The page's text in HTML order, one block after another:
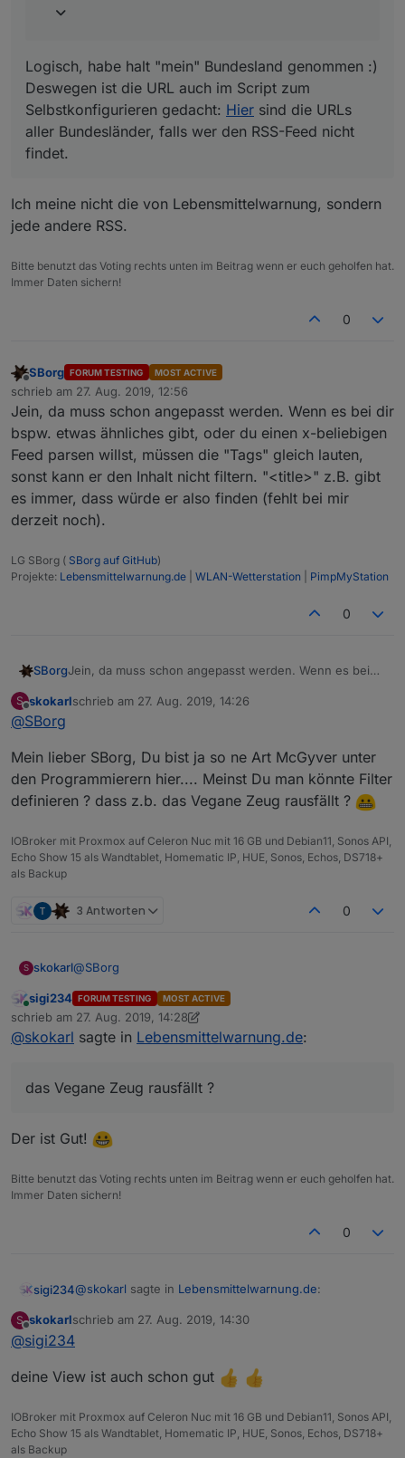
Logisch, habe halt "mein" Bundesland genommen :)
Deswegen ist die URL auch im Script zum
Selbstkonfigurieren gedacht: Hier sind die URLs
aller Bundesländer, falls wer den RSS-Feed nicht
findet.
Ich meine nicht die von Lebensmittelwarnung, sondern
jede andere RSS.
Bitte benutzt das Voting rechts unten im Beitrag wenn er euch geholfen hat.
Immer Daten sichern!
0
Offline
SBorg FORUM TESTING MOST ACTIVE
schrieb am 27. Aug. 2019, 12:56
zuletzt editiert von
Jein, da muss schon angepasst werden. Wenn es bei dir
bspw. etwas ähnliches gibt, oder du einen x-beliebigen
Feed parsen willst, müssen die "Tags" gleich lauten,
sonst kann er den Inhalt nicht filtern. "<title>" z.B. gibt
es immer, dass würde er also finden (fehlt bei mir
derzeit noch).
LG SBorg ( SBorg auf GitHub)
Projekte: Lebensmittelwarnung.de WLAN-Wetterstation PimpMyStation
0
SBorgJein, da muss schon angepasst werden. Wenn es bei
beliebigen Feed parsen willst, müssen die "Tags" gleich
mir derzeit noch).
S
Offline
skokarlschrieb am 27. Aug. 2019, 14:26
zuletzt editiert von
@SBorg
Mein lieber SBorg, Du bist ja so ne Art McGyver unter
den Programmierern hier.... Meinst Du man könnte Filter
definieren ? dass z.b. das Vegane Zeug rausfällt ?
IOBroker mit Proxmox auf Celeron Nuc mit 16 GB und Debian11, Sonos API,
Echo Show 15 als Wandtablet, Homematic IP, HUE, Sonos, Echos, DS718+
als Backup
3 Antworten 0
S skokarl@SBorg
Mein lieber SBorg, Du bist ja so ne Art McGyver unter
den Programmierern hier.... Meinst Du man könnte
Filter definieren ? dass z.b. das Vegane Zeug rausfällt
Online
sigi234 FORUM TESTING MOST ACTIVE
schrieb am 27. Aug. 2019, 14:28
zuletzt editiert von sigi234
@skokarl sagte in Lebensmittelwarnung.de:
das Vegane Zeug rausfällt ?
Der ist Gut!
Bitte benutzt das Voting rechts unten im Beitrag wenn er euch geholfen hat.
Immer Daten sichern!
0
sigi234@skokarl sagte in Lebensmittelwarnung.de:
Der ist Gut!
S
Offline
skokarlschrieb am 27. Aug. 2019, 14:30
zuletzt editiert von
@sigi234
deine View ist auch schon gut
IOBroker mit Proxmox auf Celeron Nuc mit 16 GB und Debian11, Sonos API,
Echo Show 15 als Wandtablet, Homematic IP, HUE, Sonos, Echos, DS718+
als Backup